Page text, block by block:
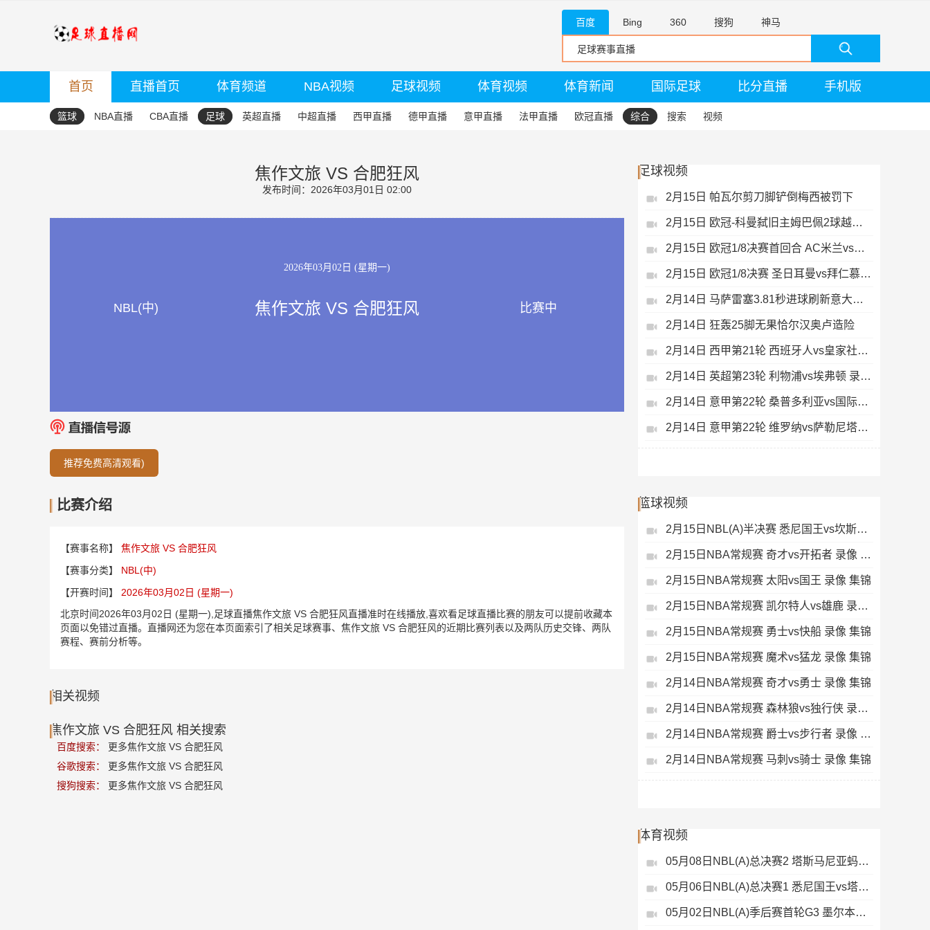
百度 Bing 360 搜狗 神马
首页 直播首页 体育频道 NBA视频 足球视频 体育视频 体育新闻 国际足球 比分直播 手机版
篮球 NBA直播 CBA直播 足球 英超直播 中超直播 西甲直播 德甲直播 意甲直播 法甲直播 欧冠直播 综合 搜索 视频
焦作文旅 VS 合肥狂风
发布时间：2026年03月01日 02:00
2026年03月02日 (星期一)
NBL(中) 焦作文旅 VS 合肥狂风 比赛中
推荐免费高清观看)
比赛介绍
【赛事名称】
焦作文旅 VS 合肥狂风
【赛事分类】
NBL(中)
【开赛时间】
2026年03月02日 (星期一)
北京时间2026年03月02日 (星期一),足球直播焦作文旅 VS 合肥狂风直播准时在线播放,喜欢看足球直播比赛的朋友可以提前收藏本
页面以免错过直播。直播网还为您在本页面索引了相关足球赛事、焦作文旅 VS 合肥狂风的近期比赛列表以及两队历史交锋、两队
赛程、赛前分析等。
相关视频
焦作文旅 VS 合肥狂风 相关搜索
百度搜索：
更多焦作文旅 VS 合肥狂风
谷歌搜索：
更多焦作文旅 VS 合肥狂风
搜狗搜索：
更多焦作文旅 VS 合肥狂风
足球视频
2月15日 帕瓦尔剪刀脚铲倒梅西被罚下
2月15日 欧冠-科曼弑旧主姆巴佩2球越位无效
2月15日 欧冠1/8决赛首回合 AC米兰vs热刺 录像 集锦
2月15日 欧冠1/8决赛 圣日耳曼vs拜仁慕尼黑 录像 集锦
2月14日 马萨雷塞3.81秒进球刷新意大利历史
2月14日 狂轰25脚无果恰尔汉奥卢造险
2月14日 西甲第21轮 西班牙人vs皇家社会 录像 集锦
2月14日 英超第23轮 利物浦vs埃弗顿 录像 集锦
2月14日 意甲第22轮 桑普多利亚vs国际米兰 录像 集锦
2月14日 意甲第22轮 维罗纳vs萨勒尼塔纳 录像 集锦
篮球视频
2月15日NBL(A)半决赛 悉尼国王vs坎斯大班 录像 集锦
2月15日NBA常规赛 奇才vs开拓者 录像 集锦
2月15日NBA常规赛 太阳vs国王 录像 集锦
2月15日NBA常规赛 凯尔特人vs雄鹿 录像 集锦
2月15日NBA常规赛 勇士vs快船 录像 集锦
2月15日NBA常规赛 魔术vs猛龙 录像 集锦
2月14日NBA常规赛 奇才vs勇士 录像 集锦
2月14日NBA常规赛 森林狼vs独行侠 录像 集锦
2月14日NBA常规赛 爵士vs步行者 录像 集锦
2月14日NBA常规赛 马刺vs骑士 录像 集锦
体育视频
05月08日NBL(A)总决赛2 塔斯马尼亚蚂蚁vs悉尼国王 录像
05月06日NBL(A)总决赛1 悉尼国王vs塔斯马尼亚蚂蚁 全场录像
05月02日NBL(A)季后赛首轮G3 墨尔本联 - 塔斯马尼亚蚂蚁 录像集锦